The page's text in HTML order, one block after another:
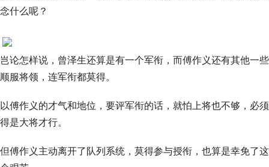
念什么呢？
岂论怎样说，曾泽生还算是有一个军衔，而傅作义还有其他一些
顺服将领，连军衔都莫得。
以傅作义的才气和地位，要评军衔的话，就怕上将也不够，必须
得是大将才行。
但傅作义主动离开了队列系统，莫得参与授衔，也算是幸免了这